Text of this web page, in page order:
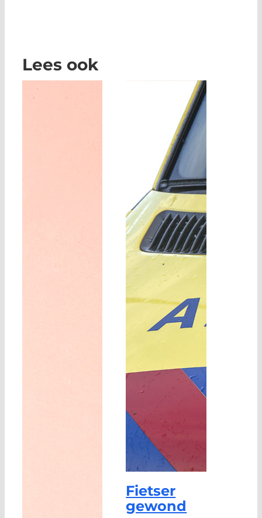
Lees ook
Fietser
gewond